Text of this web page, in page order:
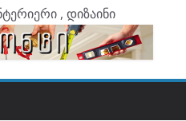
, დიზაინი